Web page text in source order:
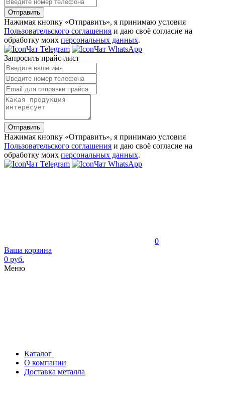
Отправить
Нажимая кнопку «Отправить», я принимаю условия
Пользовательского соглашения и даю своё согласие на
обработку моих персональных данных.
Чат Telegram
Чат WhatsApp
Запросить прайс-лист
Отправить
Нажимая кнопку «Отправить», я принимаю условия
Пользовательского соглашения и даю своё согласие на
обработку моих персональных данных.
Чат Telegram
Чат WhatsApp
0
Ваша корзина
0 руб.
Меню
Каталог
О компании
Доставка металла